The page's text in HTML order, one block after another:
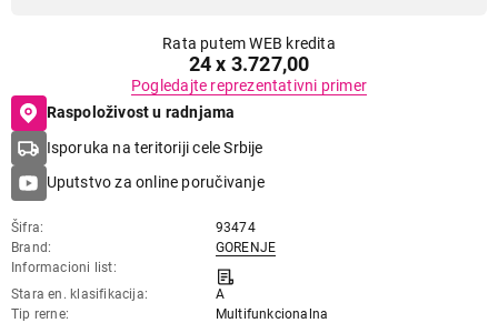
Rata putem WEB kredita
24 x 3.727,00
Pogledajte reprezentativni primer
Raspoloživost u radnjama
Isporuka na teritoriji cele Srbije
Uputstvo za online poručivanje
Šifra
93474
Brand
GORENJE
Informacioni list
Stara en. klasifikacija
A
Tip rerne
Multifunkcionalna